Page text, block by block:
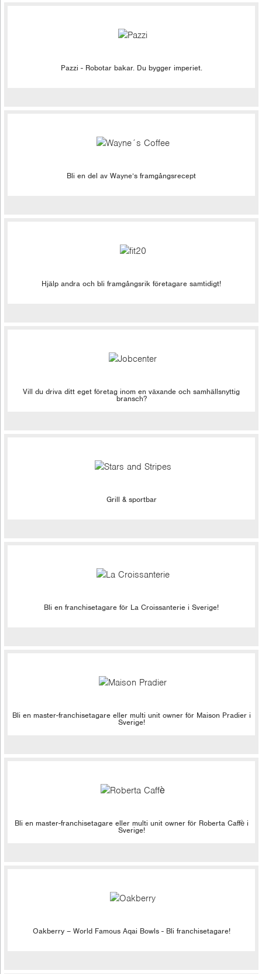
Pazzi - Robotar bakar. Du bygger imperiet.
Bli en del av Wayne’s framgångsrecept
Hjälp andra och bli framgångsrik företagare samtidigt!
Vill du driva ditt eget företag inom en växande och samhällsnyttig
bransch?
Grill & sportbar
Bli en franchisetagare för La Croissanterie i Sverige!
Bli en master-franchisetagare eller multi unit owner för Maison Pradier i
Sverige!
Bli en master-franchisetagare eller multi unit owner för Roberta Caffè i
Sverige!
Oakberry – World Famous Aqai Bowls - Bli franchisetagare!